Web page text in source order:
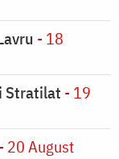
- 18
Stratilat - 19
- 20 August